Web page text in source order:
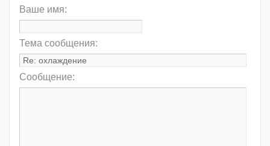
Ваше имя:
Тема сообщения:
Сообщение: